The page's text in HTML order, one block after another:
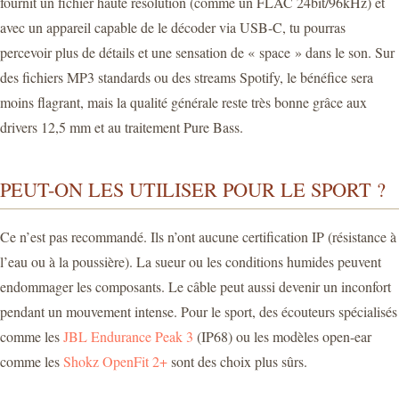
avec un appareil capable de le décoder via USB-C, tu pourras
percevoir plus de détails et une sensation de « space » dans le son. Sur
des fichiers MP3 standards ou des streams Spotify, le bénéfice sera
moins flagrant, mais la qualité générale reste très bonne grâce aux
drivers 12,5 mm et au traitement Pure Bass.
PEUT-ON LES UTILISER POUR LE SPORT ?
Ce n’est pas recommandé. Ils n’ont aucune certification IP (résistance à
l’eau ou à la poussière). La sueur ou les conditions humides peuvent
endommager les composants. Le câble peut aussi devenir un inconfort
pendant un mouvement intense. Pour le sport, des écouteurs spécialisés
comme lesJBL Endurance Peak 3 (IP68) ou les modèles open-ear
comme lesShokz OpenFit 2+sont des choix plus sûrs.